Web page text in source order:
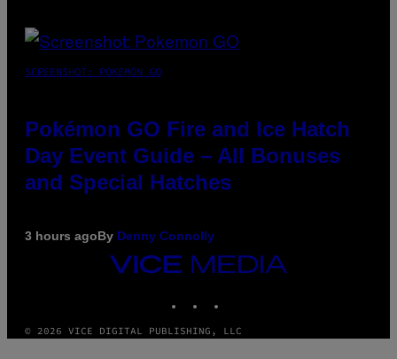
SCREENSHOT: POKEMON GO
Pokémon GO Fire and Ice Hatch
Day Event Guide – All Bonuses
and Special Hatches
3 hours agoBy Denny Connolly
VICE
MEDIA
© 2026 VICE DIGITAL PUBLISHING, LLC